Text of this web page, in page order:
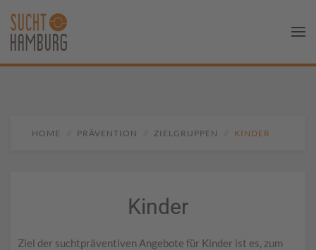
HOME PRÄVENTION ZIELGRUPPEN KINDER
Kinder
Ziel der suchtpräventiven Angebote für Kinder ist es, zum